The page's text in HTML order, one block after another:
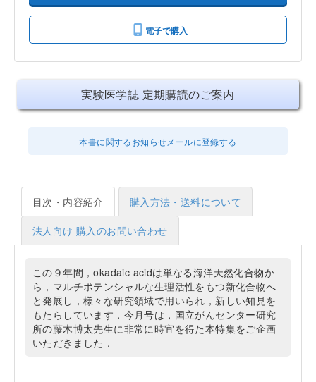
電子で購入
実験医学誌 定期購読のご案内
本書に関するお知らせメールに登録する
目次・内容紹介 購入方法・送料について
法人向け 購入のお問い合わせ
この９年間，okadaic acidは単なる海洋天然化合物か
ら，マルチポテンシャルな生理活性をもつ新化合物へ
と発展し，様々な研究領域で用いられ，新しい知見を
もたらしています．今月号は，国立がんセンター研究
所の藤木博太先生に非常に時宜を得た本特集をご企画
いただきました．